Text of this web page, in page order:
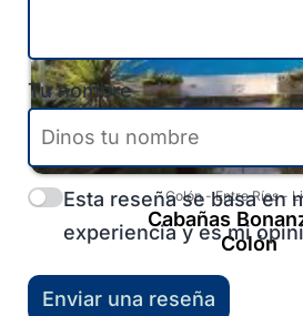
Colón-Entre Ríos-
Cabañas
Colón
Tu nombre
Esta reseña se basa en
experiencia y es mi
Enviar una reseña